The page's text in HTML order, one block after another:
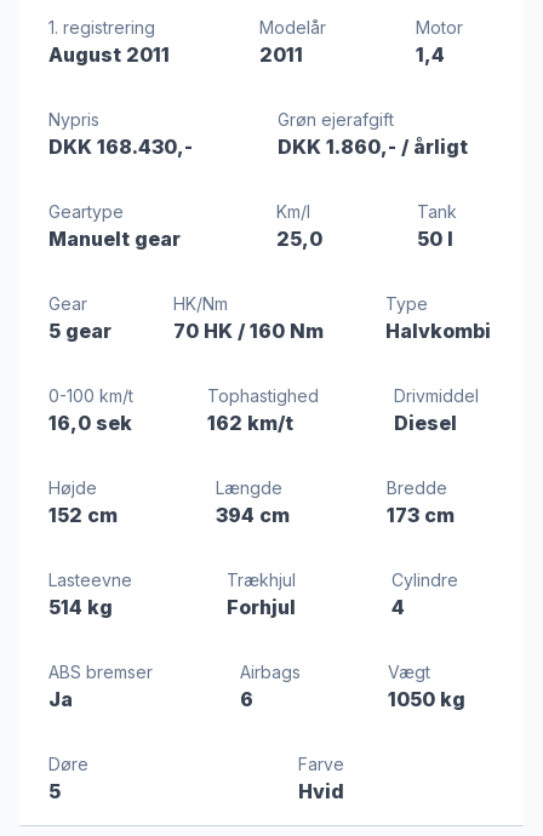
1. registrering
August 2011
Modelår
2011
Motor
1,4
Nypris
DKK 168.430,-
Grøn ejerafgift
DKK 1.860,- / årligt
Geartype
Manuelt gear
Km/l
25,0
Tank
50 l
Gear
5 gear
HK/Nm
70 HK / 160 Nm
Type
Halvkombi
0-100 km/t
16,0 sek
Tophastighed
162 km/t
Drivmiddel
Diesel
Højde
152 cm
Længde
394 cm
Bredde
173 cm
Lasteevne
514 kg
Trækhjul
Forhjul
Cylindre
4
ABS bremser
Ja
Airbags
6
Vægt
1050 kg
Døre
5
Farve
Hvid